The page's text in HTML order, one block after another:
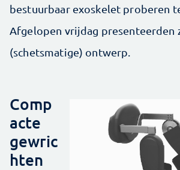
bestuurbaar exoskelet proberen
Afgelopen vrijdag presenteerden
(schetsmatige) ontwerp.
Comp
acte
gewric
hten